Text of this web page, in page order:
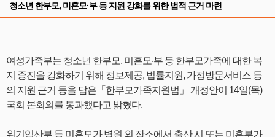
청소년 한부모, 미혼모·부 등 지원 강화를 위한 법적 근거 마련
여성가족부는 청소년 한부모, 미혼모‧부 등 한부모가족에 대한 복
지 증진을 강화하기 위해 정보제공, 법률지원, 가정방문서비스 등
의 지원 근거 등을 담은「한부모가족지원법」 개정안이 14일(목)
국회 본회의를 통과했다고 밝혔다.
위기임산부 등 미혼모가 병원 외 장소에서 출산 시 또는 미혼부가